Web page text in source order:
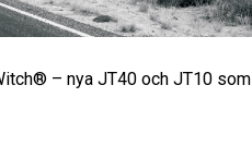
– nya JT40 och JT10 som